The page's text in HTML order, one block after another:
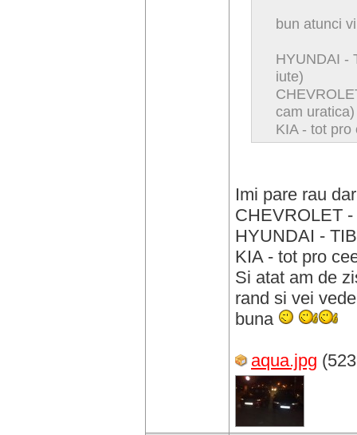
bun atunci
HYUNDAI -
iute)
cam uratica)
KIA - tot pro
Imi pare rau
CHEVROLET
HYUNDAI -
KIA - tot pro
Si atat am de
rand si vei
buna
aqua.jpg